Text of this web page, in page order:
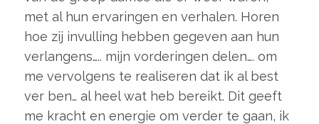
met al hun ervaringen en verhalen. Horen
hoe zij invulling hebben gegeven aan hun
verlangens….. mijn vorderingen delen…. om
me vervolgens te realiseren dat ik al best
ver ben… al heel wat heb bereikt. Dit geeft
me kracht en energie om verder te gaan, ik